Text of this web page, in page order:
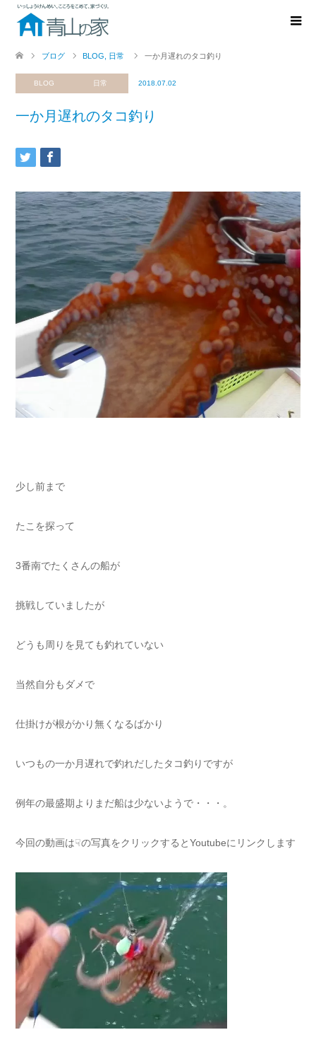
ブログ BLOG 日常 一か月遅れのタコ釣り
BLOG 日常 2018.07.02
一か月遅れのタコ釣り
少し前まで
たこを探って
3番南でたくさんの船が
挑戦していましたが
どうも周りを見ても釣れていない
当然自分もダメで
仕掛けが根がかり無くなるばかり
いつもの一か月遅れで釣れだしたタコ釣りですが
例年の最盛期よりまだ船は少ないようで・・・。
今回の動画は☟の写真をクリックするとYoutubeにリンクします